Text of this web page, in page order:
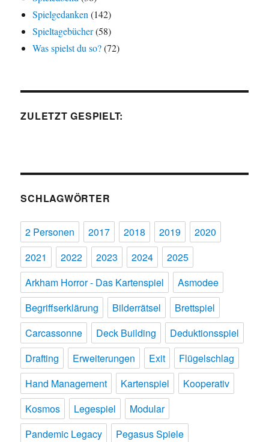
Spielgedanken (142)
Spieltagebücher(58)
Was spielst du so?(72)
ZULETZT GESPIELT:
SCHLAGWÖRTER
2 Personen 2017 2018 2019
2020
2021
2022 2023 2024
2025
Arkham Horror - Das Kartenspiel
Asmodee
Begriffserklärung
Bilderrätsel
Brettspiel
Carcassonne
Deck Building
Deduktionsspiel
Drafting
Erweiterungen Exit
Flügelschlag
Hand Management
Kartenspiel
Kooperativ
Kosmos
Legespiel
Modular
Pandemic Legacy
Pegasus Spiele